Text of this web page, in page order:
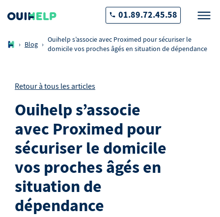
01.89.72.45.58
› Blog ›
Ouihelp s’associe avec Proximed pour sécuriser le
domicile vos proches âgés en situation de dépendance
Retour à tous les articles
Ouihelp s’associe
avec Proximed pour
sécuriser le domicile
vos proches âgés en
situation de
dépendance